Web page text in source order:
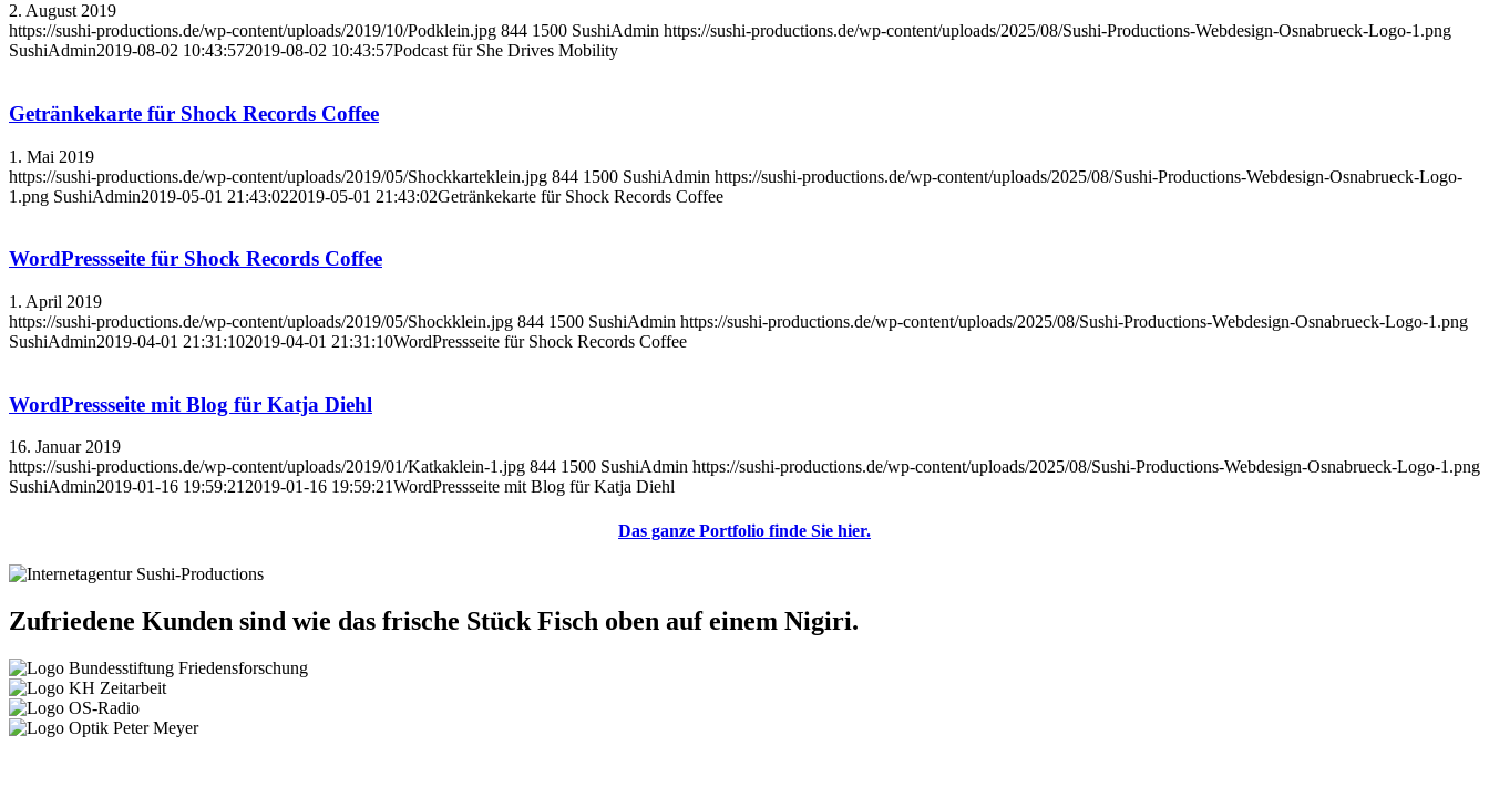
2. August 2019
https://sushi-productions.de/wp-content/uploads/2019/10/Podklein.jpg 844 1500 SushiAdmin https://sushi-productions.de/wp-content/uploads/2025/08/Sushi-Productions-Webdesign-Osnabrueck-Logo-1.png
SushiAdmin2019-08-02 10:43:572019-08-02 10:43:57Podcast für She Drives Mobility
Getränkekarte für Shock Records Coffee
1. Mai 2019
https://sushi-productions.de/wp-content/uploads/2019/05/Shockkarteklein.jpg 844 1500 SushiAdmin https://sushi-productions.de/wp-content/uploads/2025/08/Sushi-Productions-Webdesign-Osnabrueck-Logo-
1.png SushiAdmin2019-05-01 21:43:022019-05-01 21:43:02Getränkekarte für Shock Records Coffee
WordPressseite für Shock Records Coffee
1. April 2019
https://sushi-productions.de/wp-content/uploads/2019/05/Shockklein.jpg 844 1500 SushiAdmin https://sushi-productions.de/wp-content/uploads/2025/08/Sushi-Productions-Webdesign-Osnabrueck-Logo-1.png
SushiAdmin2019-04-01 21:31:102019-04-01 21:31:10WordPressseite für Shock Records Coffee
WordPressseite mit Blog für Katja Diehl
16. Januar 2019
https://sushi-productions.de/wp-content/uploads/2019/01/Katkaklein-1.jpg 844 1500 SushiAdmin https://sushi-productions.de/wp-content/uploads/2025/08/Sushi-Productions-Webdesign-Osnabrueck-Logo-1.png
SushiAdmin2019-01-16 19:59:21 2019-01-16 19:59:21WordPressseite mit Blog für Katja Diehl
Das ganze Portfolio finde Sie hier.
Zufriedene Kunden sind wie das frische Stück Fisch oben auf einem Nigiri.